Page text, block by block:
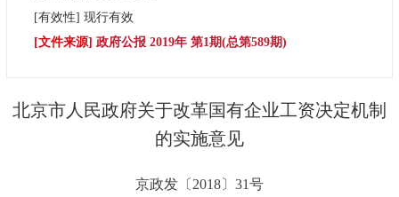
决策公开 专题公开
[有效性] 现行有效
[文件来源] 政府公报 2019年 第1期(总第589期)
北京市人民政府关于改革国有企业工资决定机制
的实施意见
京政发〔2018〕31号